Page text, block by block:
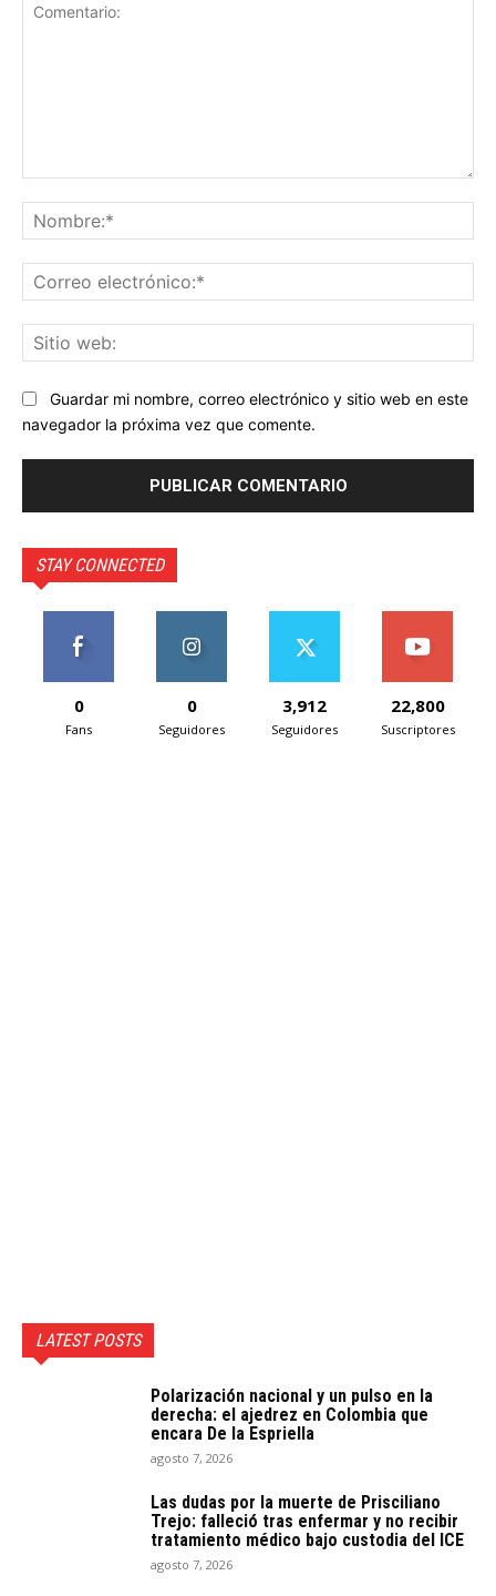
Guardar mi nombre, correo electrónico y sitio web en este
navegador la próxima vez que comente.
STAY CONNECTED
0
Fans
0
Seguidores
3,912
Seguidores
22,800
Suscriptores
LATEST POSTS
Polarización nacional y un pulso en la
derecha: el ajedrez en Colombia que
encara De la Espriella
agosto 7, 2026
Las dudas por la muerte de Prisciliano
Trejo: falleció tras enfermar y no recibir
tratamiento médico bajo custodia del ICE
agosto 7, 2026